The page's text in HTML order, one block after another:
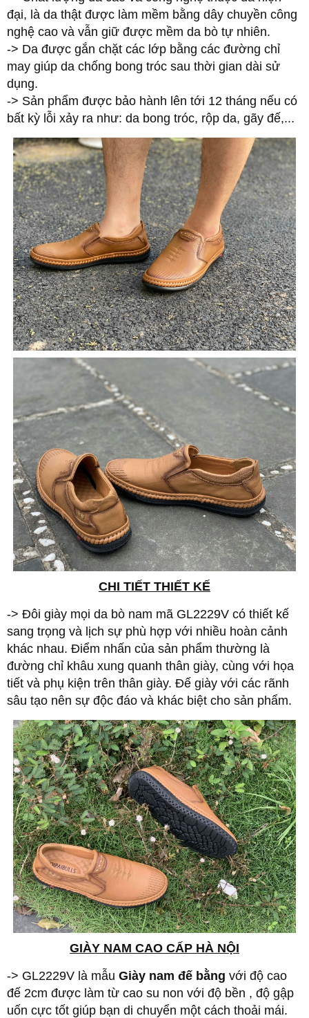
đại, là da thật được làm mềm bằng dây chuyền công
nghệ cao và vẫn giữ được mềm da bò tự nhiên.
-> Da được gắn chặt các lớp bằng các đường chỉ
may giúp da chống bong tróc sau thời gian dài sử
dụng.
-> Sản phẩm được bảo hành lên tới 12 tháng nếu có
bất kỳ lỗi xảy ra như: da bong tróc, rộp da, gãy đế,...
CHI TIẾT THIẾT KẾ
-> Đôi giày mọi da bò nam mã GL2229V có thiết kế
sang trọng và lịch sự phù hợp với nhiều hoàn cảnh
khác nhau. Điểm nhấn của sản phẩm thường là
đường chỉ khâu xung quanh thân giày, cùng với họa
tiết và phụ kiện trên thân giày. Đế giày với các rãnh
sâu tạo nên sự độc đáo và khác biệt cho sản phẩm.
GIÀY NAM CAO CẤP HÀ NỘI
-> GL2229V là mẫu Giày nam đế bằng với độ cao
đế 2cm được làm từ cao su non với độ bền , độ gập
uốn cực tốt giúp bạn di chuyển một cách thoải mái.